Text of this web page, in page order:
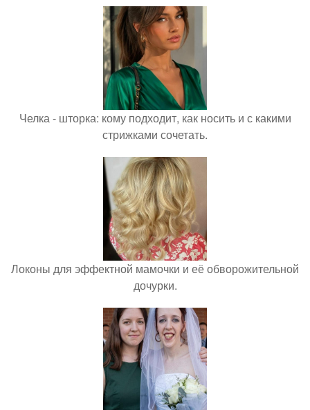
Челка - шторка: кому подходит, как носить и с какими
стрижками сочетать.
Локоны для эффектной мамочки и её обворожительной
дочурки.